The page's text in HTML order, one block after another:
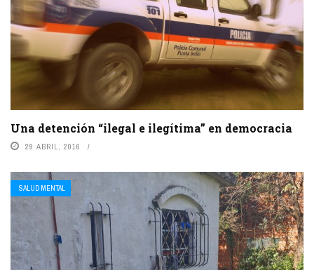
Una detención “ilegal e ilegítima” en democracia
29 ABRIL, 2016
SALUD MENTAL